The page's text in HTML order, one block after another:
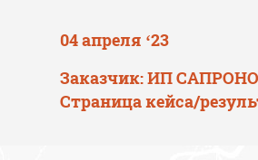
04 апреля ‘23
Заказчик: ИП
Страница кейса/